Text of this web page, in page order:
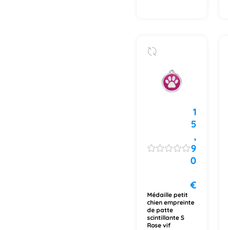
1
5
,
9
0
€
Médaille petit
chien empreinte
de patte
scintillante S
Rose vif